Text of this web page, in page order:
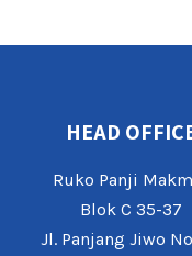
HEAD
Ruko Panji
Blok C 35-37
Jl. Panjang Jiwo